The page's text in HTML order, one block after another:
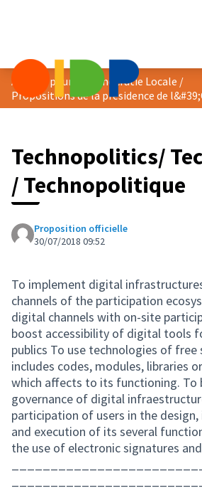
Agenda pour la Démocratie Locale /
Propositions de la présidence de
Technopolitics/
/ Technopolitique
Proposition officielle
30/07/2018 09:52
To implement digital
channels of the participation
digital channels with on-site
boost accessibility of digital tools
publics To use technologies of free
includes codes, modules, libraries
which affects to its functioning. To
governance of digital
participation of users in the
and execution of its several
the use of electronic signatures